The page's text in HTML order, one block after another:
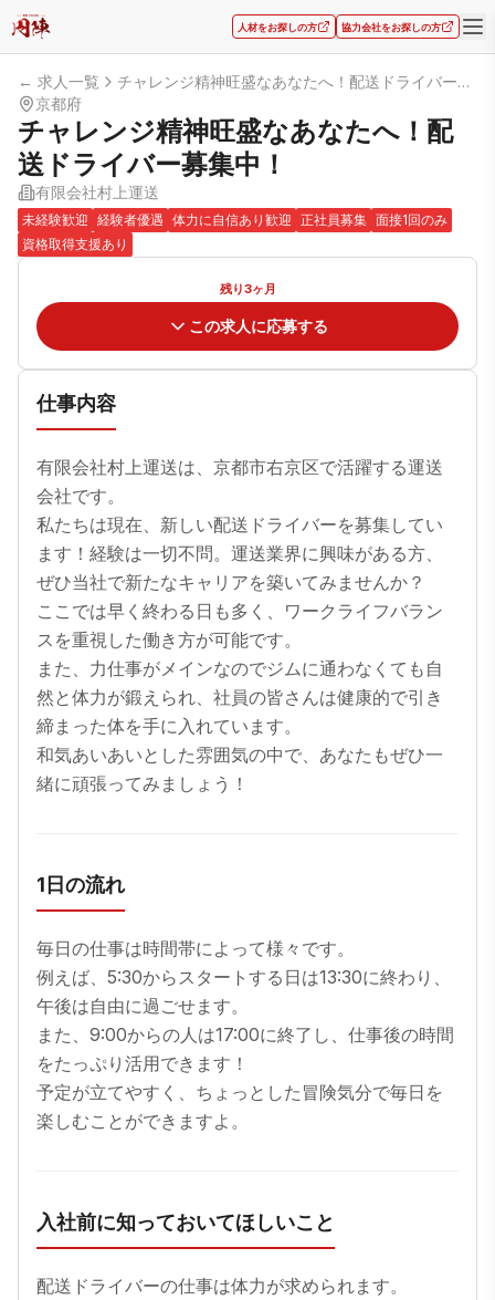
人材をお探しの方 協力会社をお探しの方
← 求人一覧
チャレンジ精神旺盛なあなたへ！配送ドライバー募集中！
京都府
チャレンジ精神旺盛なあなたへ！配
送ドライバー募集中！
有限会社村上運送
未経験歓迎 経験者優遇 体力に自信あり歓迎 正社員募集 面接1回のみ
資格取得支援あり
残り3ヶ月
この求人に応募する
仕事内容
有限会社村上運送は、京都市右京区で活躍する運送
会社です。
私たちは現在、新しい配送ドライバーを募集してい
ます！経験は一切不問。運送業界に興味がある方、
ぜひ当社で新たなキャリアを築いてみませんか？
ここでは早く終わる日も多く、ワークライフバラン
スを重視した働き方が可能です。
また、力仕事がメインなのでジムに通わなくても自
然と体力が鍛えられ、社員の皆さんは健康的で引き
締まった体を手に入れています。
和気あいあいとした雰囲気の中で、あなたもぜひ一
緒に頑張ってみましょう！
1日の流れ
毎日の仕事は時間帯によって様々です。
例えば、5:30からスタートする日は13:30に終わり、
午後は自由に過ごせます。
また、9:00からの人は17:00に終了し、仕事後の時間
をたっぷり活用できます！
予定が立てやすく、ちょっとした冒険気分で毎日を
楽しむことができますよ。
入社前に知っておいてほしいこと
配送ドライバーの仕事は体力が求められます。